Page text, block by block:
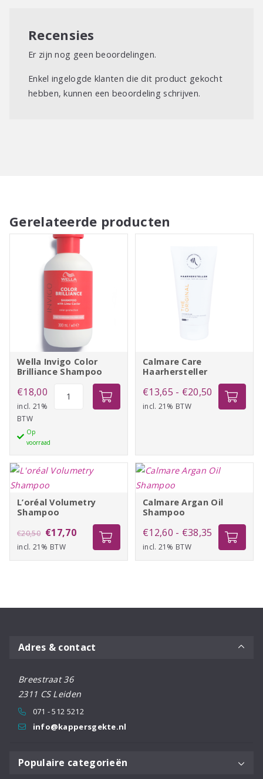
Recensies
Er zijn nog geen beoordelingen.
Enkel ingelogde klanten die dit product gekocht
hebben, kunnen een beoordeling schrijven.
Gerelateerde producten
Wella Invigo Color
Brilliance Shampoo
€18,00
incl. 21%
BTW
Op
voorraad
aantal
Calmare Care
Haarhersteller
€13,65 - €20,50 Prijsklasse:
€13,65
incl. 21% BTW
L’oréal Volumetry
Shampoo
€20,50 Oorspronkelijke
prijs
was:
€17,70Huidige
prijs
is:
incl. 21% BTW
Calmare Argan Oil
Shampoo
€12,60 - €38,35 Prijsklasse:
€12,60
tot
incl. 21% BTW
Adres & contact
Breestraat 36
2311 CS Leiden
071 - 512 5212
info@kappersgekte.nl
Populaire categorieën